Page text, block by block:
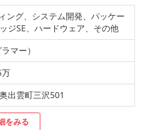
ング、システム開発、パッケー
ジSE、ハードウェア、その他
マー）
万
出雲町三沢501
をみる